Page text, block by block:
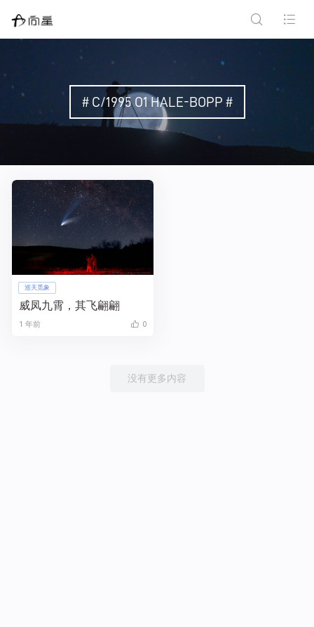
# C/1995 O1 HALE-BOPP #
巡天觅象
威凤九霄，其飞翩翩
1 年前 0
没有更多内容